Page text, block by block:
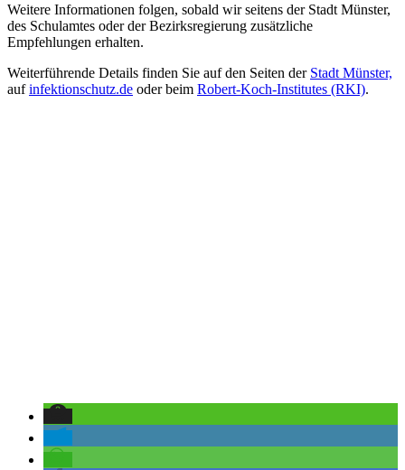
Weitere Informationen folgen, sobald wir seitens der Stadt Münster,
des Schulamtes oder der Bezirksregierung zusätzliche
Empfehlungen erhalten.
Weiterführende Details finden Sie auf den Seiten der Stadt Münster,
aufinfektionschutz.de oder beim Robert-Koch-Institutes (RKI).